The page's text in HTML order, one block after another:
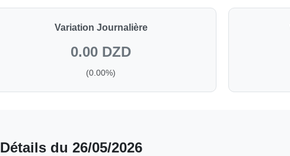
Variation Journalière
0.00 DZD
(0.00%)
Détails du 26/05/2026